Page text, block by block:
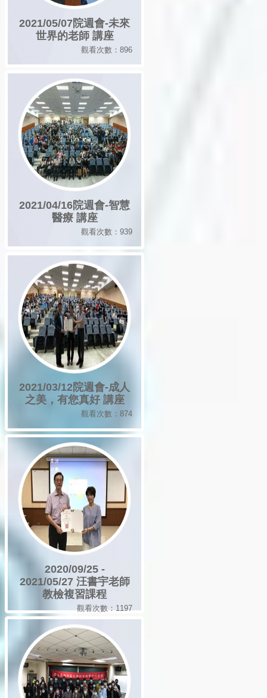
2021/05/07院週會-未來
世界的老師 講座
觀看次數：896
2021/04/16院週會-智慧
醫療 講座
觀看次數：939
2021/03/12院週會-成人
之美，有您真好 講座
觀看次數：874
2020/09/25 -
2021/05/27 汪書宇老師
教檢複習課程
觀看次數：1197